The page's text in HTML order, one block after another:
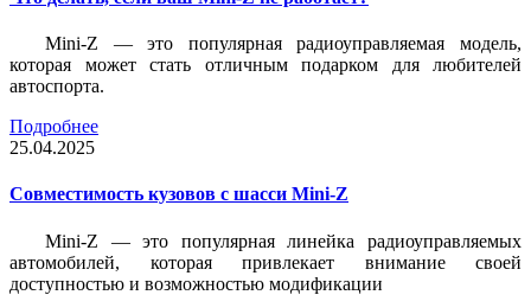
Mini-Z — это популярная радиоуправляемая модель,
которая может стать отличным подарком для любителей
автоспорта.
Подробнее
25.04.2025
Совместимость кузовов с шасси Mini-Z
Mini-Z — это популярная линейка радиоуправляемых
автомобилей, которая привлекает внимание своей
доступностью и возможностью модификации